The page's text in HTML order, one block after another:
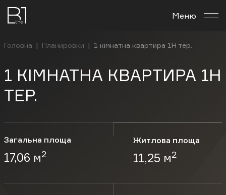
Про комплекс
Інвестувати
Меню
Головна | Планировки | 1 кімнатна квартира 1Н тер.
1 КІМНАТНА КВАРТИРА 1Н
ТЕР.
Загальна площа
17,06 м2
Житлова площа
11,25 м2